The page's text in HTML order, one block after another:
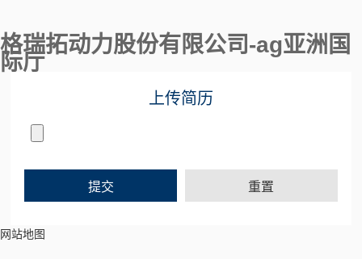
格瑞拓动力股份有限公司-ag亚洲国
际厅
上传简历
网站地图